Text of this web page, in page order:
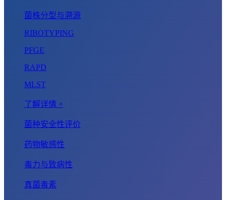
菌株分型与溯源
RIBOTYPING
PFGE
RAPD
MLST
了解详情 +
菌种安全性评价
药物敏感性
毒力与致病性
真菌毒素